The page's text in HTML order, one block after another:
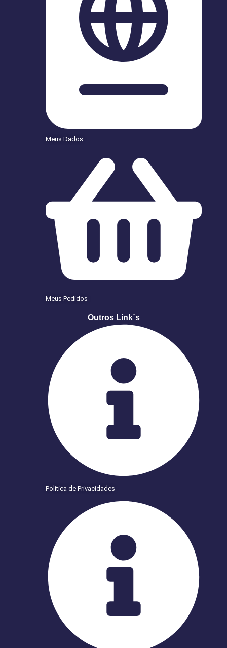
Meus Dados
Meus Pedidos
Outros Link´s
Politica de Privacidades